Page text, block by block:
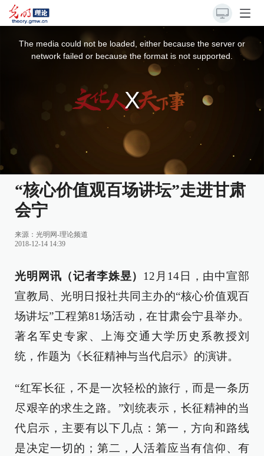
The media could not be loaded, either because the server or
network failed or because the format is not supported.
“核心价值观百场讲坛”走进甘肃
会宁
来源： 光明网-理论频道
2018-12-14 14:39
光明网讯（记者李姝昱） 12月14日，由中宣部
宣教局、光明日报社共同主办的“核心价值观百
场讲坛”工程第81场活动，在甘肃会宁县举办。
著名军史专家、上海交通大学历史系教授刘
统，作题为《长征精神与当代启示》的演讲。
“红军长征，不是一次轻松的旅行，而是一条历
尽艰辛的求生之路。”刘统表示，长征精神的当
代启示，主要有以下几点：第一，方向和路线
是决定一切的；第二，人活着应当有信仰、有